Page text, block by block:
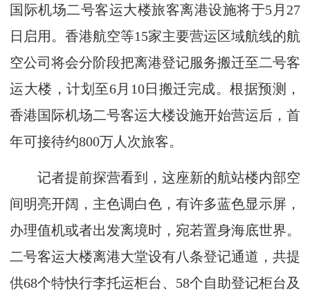
国际机场二号客运大楼旅客离港设施将于5月27
日启用。香港航空等15家主要营运区域航线的航
空公司将会分阶段把离港登记服务搬迁至二号客
运大楼，计划至6月10日搬迁完成。根据预测，
香港国际机场二号客运大楼设施开始营运后，首
年可接待约800万人次旅客。
记者提前探营看到，这座新的航站楼内部空
间明亮开阔，主色调白色，有许多蓝色显示屏，
办理值机或者出发离境时，宛若置身海底世界。
二号客运大楼离港大堂设有八条登记通道，共提
供68个特快行李托运柜台、58个自助登记柜台及